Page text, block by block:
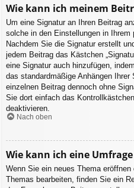
Wie kann ich meinem
Um eine Signatur an Ihren Beitrag
solche in den Einstellungen in Ihrem
Nachdem Sie die Signatur erstellt
jedem Beitrag das Kästchen
eine Signatur auch hinzufügen,
das standardmäßige Anhängen
einzelnen Beitrag dennoch ohne
Sie dort einfach das
deaktivieren.
Nach oben
Wie kann ich eine
Wenn Sie ein neues Thema
Themas bearbeiten, finden Sie ein